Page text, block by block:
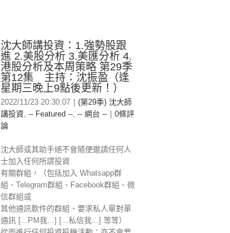
沈大師講投資：1.強勢股跟
進 2.美股分析 3.美匯分析 4.
港股分析及本周策略 第29季
第12集 主持：沈振盈（逢
星期三晚上9點後更新！）
2022/11/23 20:30:07
(第29季) 沈大師
講投資, -- Featured --, -- 網台 --
0條評
論
沈大師或其助手絕不會隨便邀請任何人
士加入任何所謂投資
有關群組，（包括加入 Whatsapp群
組、Telegram群組、Facebook群組、微
信群組或
其他通訊軟件的群組、要求私人單對單
通訊 [...PM我...] [...私信我...] 等等）